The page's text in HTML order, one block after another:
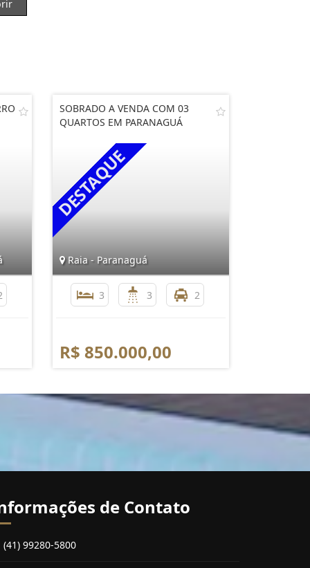
SOBRADO A VENDA COM 03
QUARTOS EM PARANAGUÁ
Raia - Paranaguá
3 3 2
R$ 850.000,00
de Contato
(41) 99280-5800